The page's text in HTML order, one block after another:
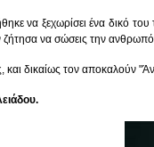
να ξεχωρίσει ένα δικό
να σώσεις την
και δικαίως τον αποκαλούν